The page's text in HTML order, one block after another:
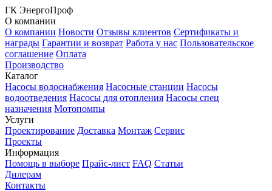
ГК ЭнергоПроф
О компании
О компании Новости Отзывы клиентов Сертификаты и
награды Гарантии и возврат Работа у нас Пользовательское
соглашение Оплата
Производство
Каталог
Насосы водоснабжения Насосные станции Насосы
водоотведения Насосы для отопления Насосы спец
назначения Мотопомпы
Услуги
Проектирование Доставка Монтаж Сервис
Проекты
Информация
Помощь в выборе Прайс-лист FAQ Статьи
Дилерам
Контакты